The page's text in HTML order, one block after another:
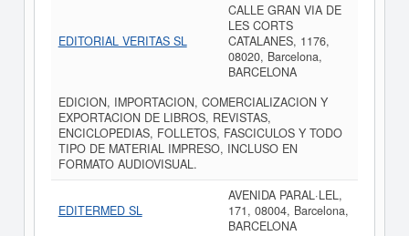
EDITORIAL VERITAS SL
CALLE GRAN VIA DE
LES CORTS
CATALANES, 1176,
08020, Barcelona,
BARCELONA
EDICION, IMPORTACION, COMERCIALIZACION Y
EXPORTACION DE LIBROS, REVISTAS,
ENCICLOPEDIAS, FOLLETOS, FASCICULOS Y TODO
TIPO DE MATERIAL IMPRESO, INCLUSO EN
FORMATO AUDIOVISUAL.
EDITERMED SL
AVENIDA PARAL·LEL,
171, 08004, Barcelona,
BARCELONA